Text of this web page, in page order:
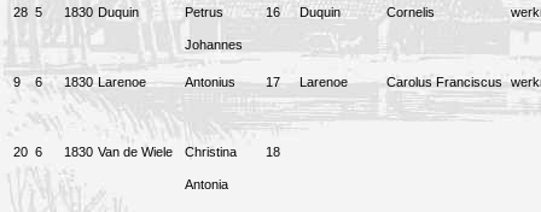
28 5 1830 Duquin Petrus
Johannes
16 Duquin Cornelis
9 6 1830 Larenoe Antonius 17 Larenoe Carolus Franciscus
20 6 1830 Van de Wiele Christina
Antonia
18